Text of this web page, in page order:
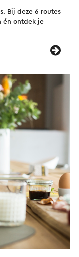
Bij deze 6 routes
én ontdek je